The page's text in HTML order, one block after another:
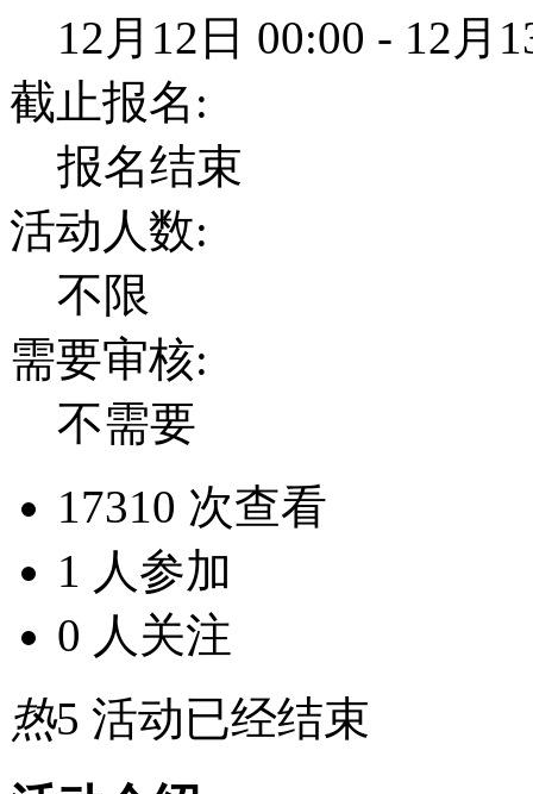
12月12日 00:00 - 12月
截止报名:
报名结束
活动人数:
不限
需要审核:
不需要
17310 次查看
1 人参加
0 人关注
热5 活动已经结束